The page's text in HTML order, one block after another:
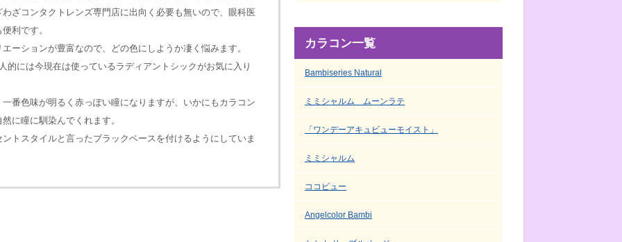
ざコンタクトレンズ専門店に出向く必要も無いので、眼科医
利です。
ーションが豊富なので、どの色にしようか凄く悩みます。
的には今現在は使っているラディアントシックがお気に入り
番色味が明るく赤っぽい瞳になりますが、いかにもカラコン
に瞳に馴染んでくれます。
トスタイルと言ったブラックベースを付けるようにしていま
カラコン一覧
Bambiseries Natural
ミミシャルム ムーンラテ
「ワンデーアキュビューモイスト」
ミミシャルム
ココビュー
Angelcolor Bambi